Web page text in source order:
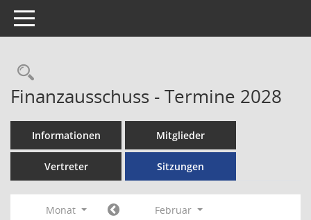
Toggle navigation
Rechercheauswahl
Finanzausschuss - Termine 2028
Informationen Mitglieder
Vertreter Sitzungen
Monat
Februar